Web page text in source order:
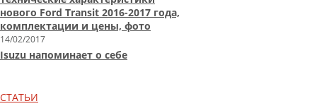
нового Ford Transit 2016-2017 года,
комплектации и цены, фото
14/02/2017
Isuzu напоминает о себе
СТАТЬИ